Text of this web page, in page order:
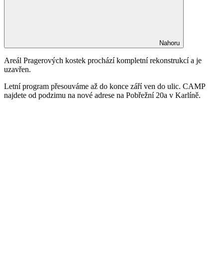
Nahoru
Areál Pragerových kostek prochází kompletní rekonstrukcí a je
uzavřen.
Letní program přesouváme až do konce září ven do ulic. CAMP
najdete od podzimu na nové adrese na Pobřežní 20a v Karlíně.